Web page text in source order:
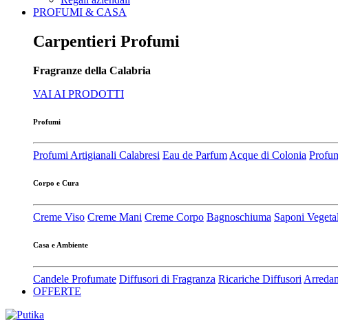
PROFUMI & CASA
Carpentieri Profumi
Fragranze della Calabria
VAI AI PRODOTTI
Profumi
Profumi Artigianali Calabresi Eau de ParfumAcque di Colonia
Corpo e Cura
Creme Viso Creme Mani Creme Corpo Bagnoschiuma Saponi
Casa e Ambiente
Candele Profumate Diffusori di Fragranza Ricariche Diffusori
OFFERTE